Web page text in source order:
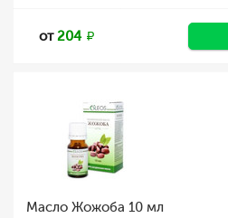
от204
Масло Жожоба 10 мл